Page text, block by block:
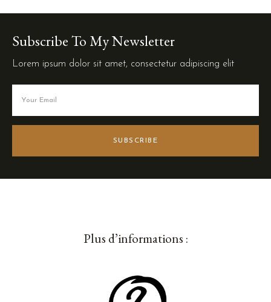
Subscribe To My Newsletter
Lorem ipsum dolor sit amet, consectetur adipiscing elit
SUBSCRIBE
Plus d’informations :